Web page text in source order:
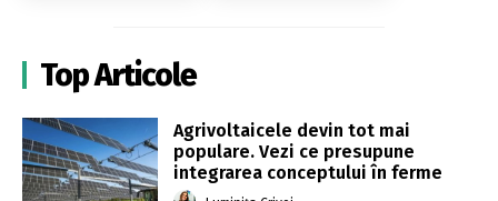
Top Articole
Agrivoltaicele devin tot mai
populare. Vezi ce presupune
integrarea conceptului în ferme